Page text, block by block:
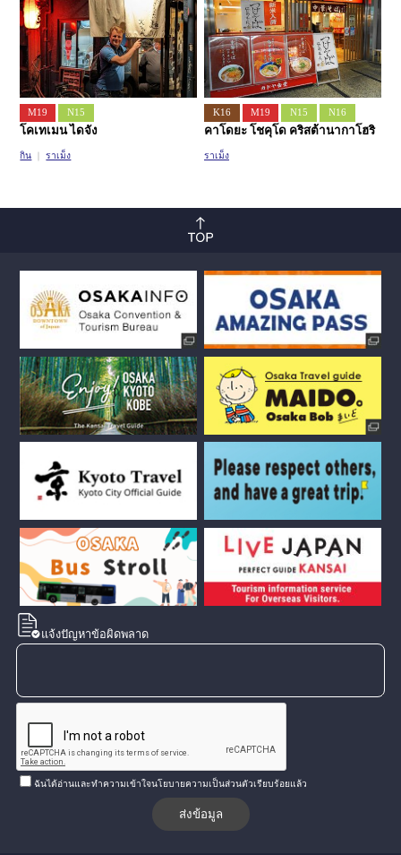
M19 N15
โคเทเมน ไดจัง
กิน ราเม็ง
K16 M19 N15 N16
คาโดยะ โชคุโด คริสต้านากาโฮริ
ราเม็ง
แจ้งปัญหาข้อผิดพลาด
ฉันได้อ่านและทำความเข้าใจนโยบายความเป็นส่วนตัวเรียบร้อยแล้ว